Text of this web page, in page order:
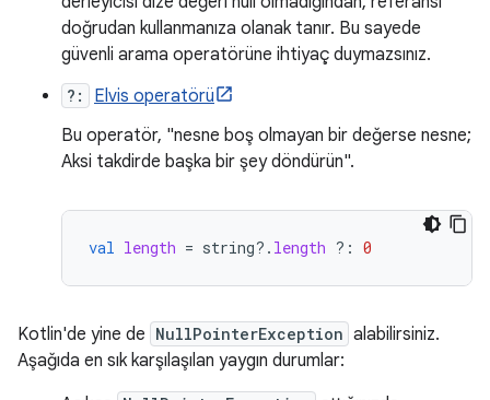
doğrudan kullanmanıza olanak tanır. Bu sayede
güvenli arama operatörüne ihtiyaç duymazsınız.
?:
Elvis operatörü
Bu operatör, "nesne boş olmayan bir değerse nesne;
Aksi takdirde başka bir şey döndürün".
val length = string?. length ?: 0
Kotlin'de yine de NullPointerException alabilirsiniz.
Aşağıda en sık karşılaşılan yaygın durumlar: